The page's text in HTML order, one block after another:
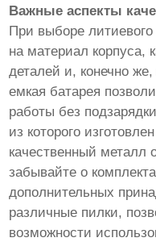
Важные аспекты
При выборе
на материал корпуса,
деталей и, конечно
емкая батарея
работы без
из которого
качественный металл
забывайте о
дополнительных
различные пилки,
возможности